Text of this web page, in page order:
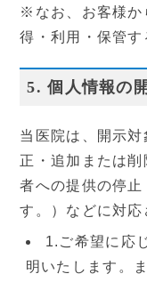
※なお、お客様か
得・利用・保管す
5. 個人情報の
当医院は、開示
正・追加または
者への提供の停止
す。）などに対応
1.ご希望に応
明いたします。